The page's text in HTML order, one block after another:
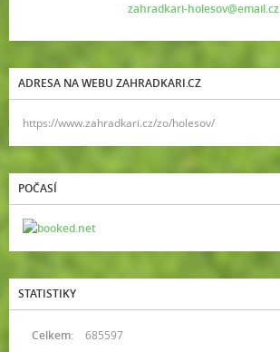
zahradkari-holesov@email.cz
ADRESA NA WEBU ZAHRADKARI.CZ
https://www.zahradkari.cz/zo/holesov/
POČASÍ
STATISTIKY
Celkem:
685597